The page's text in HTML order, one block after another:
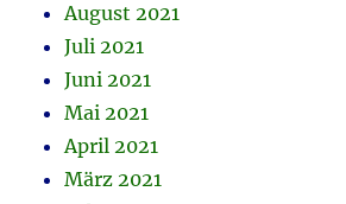
August 2021
Juli 2021
Juni 2021
Mai 2021
April 2021
März 2021